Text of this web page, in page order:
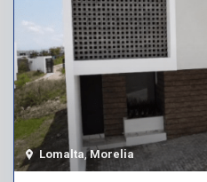
Lomalta ,Morelia